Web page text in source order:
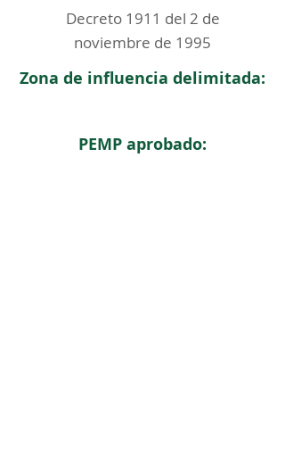
Decreto 1911 del 2 de
noviembre de 1995
Zona de influencia delimitada:
PEMP aprobado: